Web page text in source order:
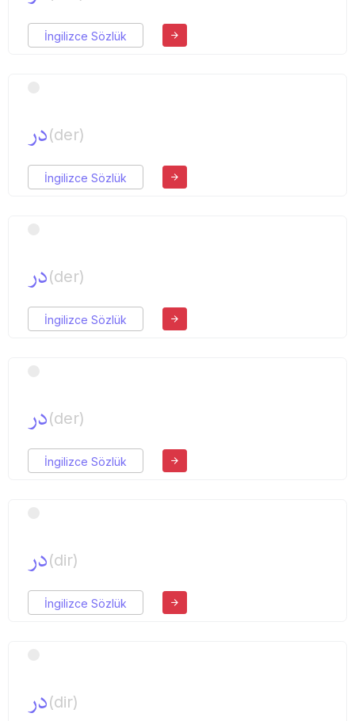
İngilizce Sözlük
در(der)
İngilizce Sözlük
در(der)
İngilizce Sözlük
در(der)
İngilizce Sözlük
در(dir)
İngilizce Sözlük
در(dir)